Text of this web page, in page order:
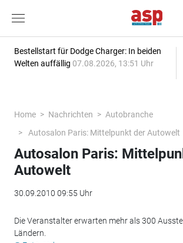
Bestellstart für Dodge Charger: In beiden
Welten auffällig 07.08.2026, 13:51 Uhr
Home Nachrichten
Autobranche
Autosalon Paris: Mittelpunkt der Autowelt
Autosalon Paris:
Autowelt
30.09.2010 09:55 Uhr
Die Veranstalter erwarten mehr als 300
Ländern.